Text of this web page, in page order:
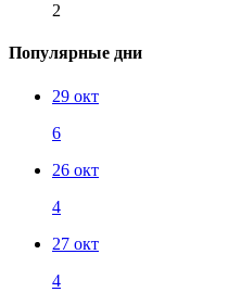
2
Популярные дни
29 окт
6
26 окт
4
27 окт
4